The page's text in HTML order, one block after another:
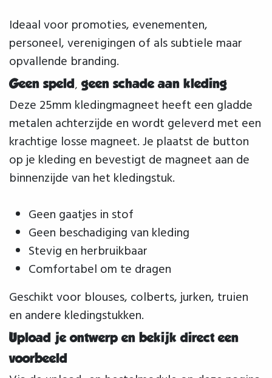
Ideaal voor promoties, evenementen,
personeel, verenigingen of als subtiele maar
opvallende branding.
Geen speld, geen schade aan kleding
Deze 25mm kledingmagneet heeft een gladde
metalen achterzijde en wordt geleverd met een
krachtige losse magneet. Je plaatst de button
op je kleding en bevestigt de magneet aan de
binnenzijde van het kledingstuk.
Geen gaatjes in stof
Geen beschadiging van kleding
Stevig en herbruikbaar
Comfortabel om te dragen
Geschikt voor blouses, colberts, jurken, truien
en andere kledingstukken.
Upload je ontwerp en bekijk direct een
voorbeeld